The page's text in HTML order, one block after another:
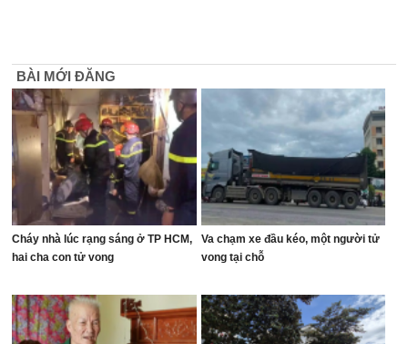
BÀI MỚI ĐĂNG
Cháy nhà lúc rạng sáng ở TP HCM,
hai cha con tử vong
Va chạm xe đầu kéo, một người tử
vong tại chỗ